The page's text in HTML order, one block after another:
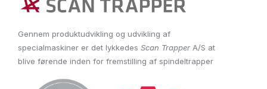
Gennem produktudvikling og udvikling af
specialmaskiner er det lykkedes Scan Trapper A/S at
blive førende inden for fremstilling af spindeltrapper